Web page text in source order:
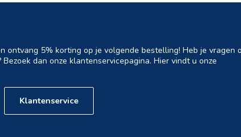
ontvang 5% korting op je volgende bestelling! Heb je vragen
dan onze klantenservicepagina. Hier vindt u onze
Klantenservice